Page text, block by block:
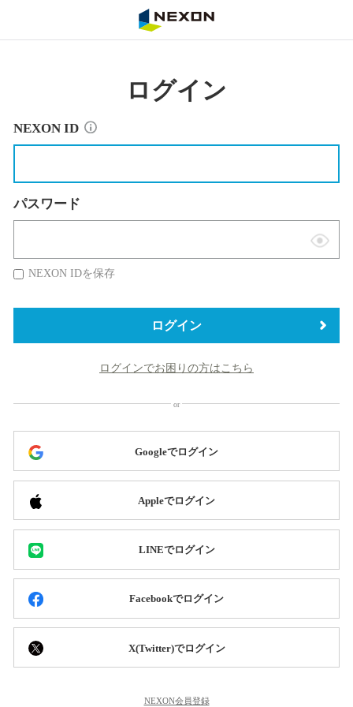
ログイン
NEXON ID
パスワード
表
替
NEXON IDを保存
ログイン
ログインでお困りの方はこちら
Googleでログイン
Appleでログイン
LINEでログイン
Facebookでログイン
X(Twitter)でログイン
NEXON会員登録